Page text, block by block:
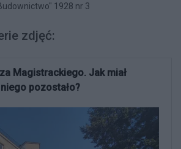
1928 nr 3
zdjęć:
Magistrackiego. Jak miał
pozostało?